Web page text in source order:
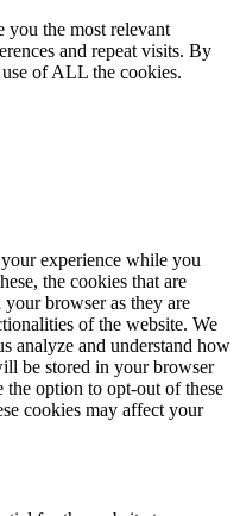
you the most relevant
and repeat visits. By
of ALL the cookies.
experience while you
the cookies that are
your browser as they are
of the website. We
analyze and understand how
be stored in your browser
option to opt-out of these
cookies may affect your